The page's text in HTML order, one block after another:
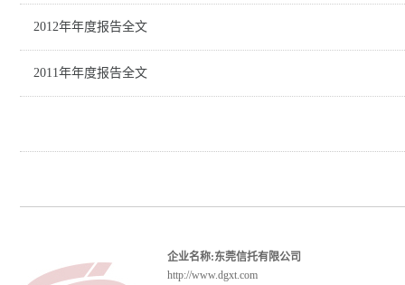
2012年年度报告全文
2011年年度报告全文
企业名称:东莞信托有限公司
http://www.dgxt.com